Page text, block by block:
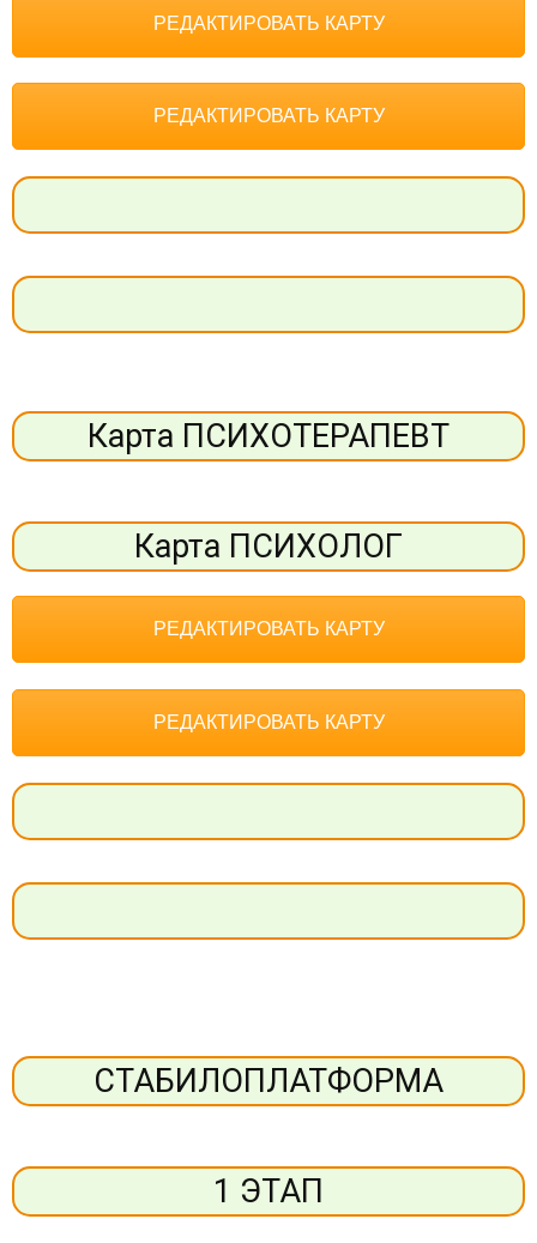
РЕДАКТИРОВАТЬ КАРТУ
РЕДАКТИРОВАТЬ КАРТУ
Карта ПСИХОТЕРАПЕВТ
Карта ПСИХОЛОГ
РЕДАКТИРОВАТЬ КАРТУ
РЕДАКТИРОВАТЬ КАРТУ
СТАБИЛОПЛАТФОРМА
1 ЭТАП